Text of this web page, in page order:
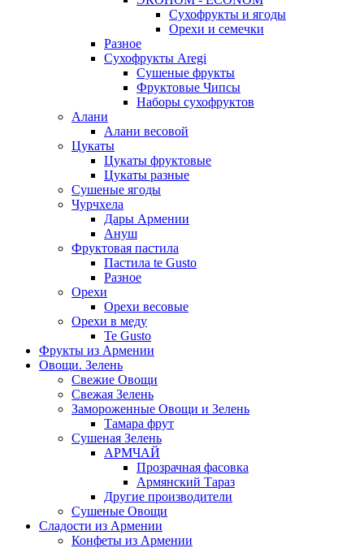
Сухофрукты и ягоды
Орехи и семечки
Разное
Сухофрукты Aregi
Сушеные фрукты
Фруктовые Чипсы
Наборы сухофруктов
Алани
Алани весовой
Цукаты
Цукаты фруктовые
Цукаты разные
Сушеные ягоды
Чурчхела
Дары Армении
Ануш
Фруктовая пастила
Пастила te Gusto
Разное
Орехи
Орехи весовые
Орехи в меду
Te Gusto
Фрукты из Армении
Овощи. Зелень
Свежие Овощи
Свежая Зелень
Замороженные Овощи и Зелень
Тамара фрут
Сушеная Зелень
АРМЧАЙ
Прозрачная фасовка
Армянский Тараз
Другие производители
Сушеные Овощи
Сладости из Армении
Конфеты из Армении